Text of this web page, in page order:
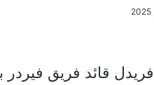
قائد فريق